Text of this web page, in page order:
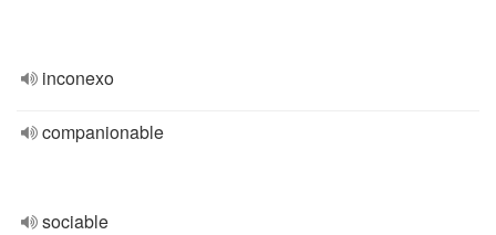
inconexo
companionable
sociable